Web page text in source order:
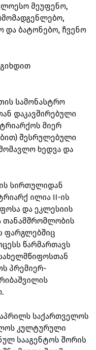
მეუფენო,
და ბატონებო, ჩვენო
სამონასტრო
დაკავშირებული
მიერ
შესრულებული
ხედვა და
სირთულიდან
ილია II-ის
და ეკლესიის
თანამშრომლობის
ფარგლებშიც
წარმართავს
პრემიერ-
საქართველოს
კულტურული
სააგენტოს შორის